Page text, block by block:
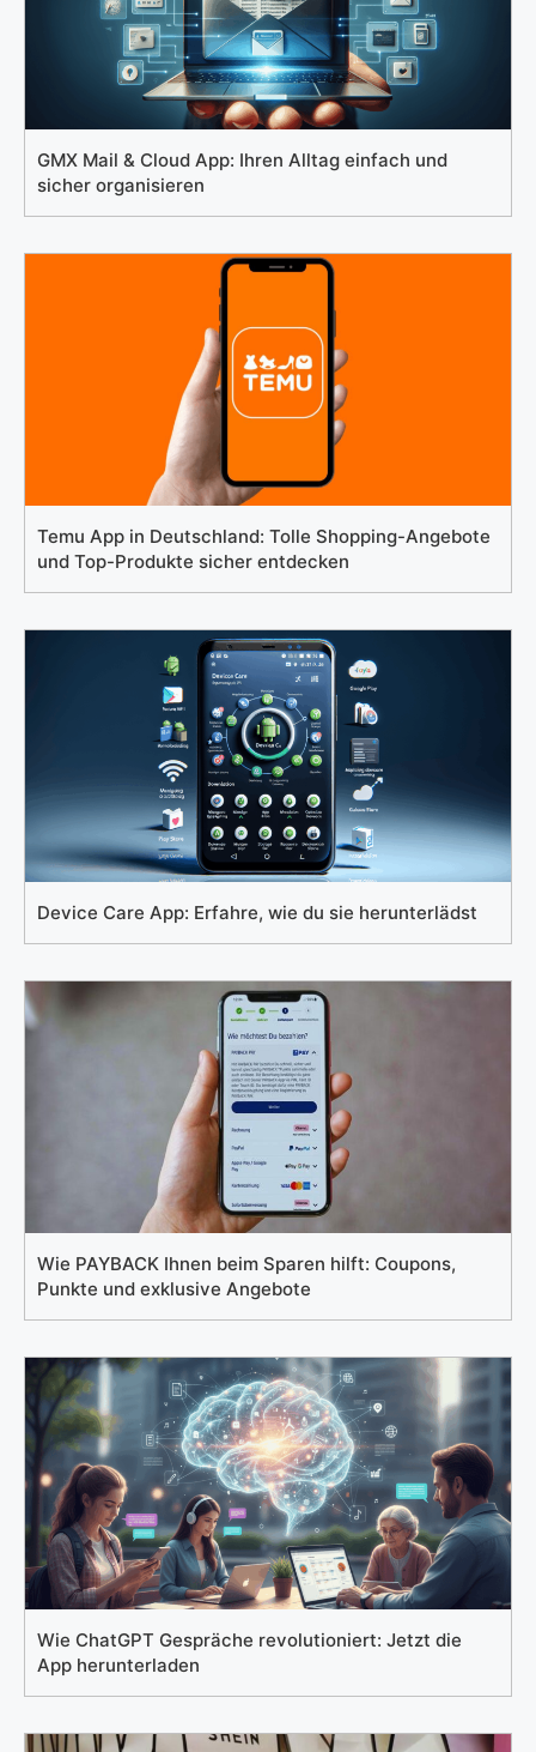
GMX Mail & Cloud App: Ihren Alltag einfach und
sicher organisieren
Temu App in Deutschland: Tolle Shopping-Angebote
und Top-Produkte sicher entdecken
Device Care App: Erfahre, wie du sie herunterlädst
Wie PAYBACK Ihnen beim Sparen hilft: Coupons,
Punkte und exklusive Angebote
Wie ChatGPT Gespräche revolutioniert: Jetzt die
App herunterladen